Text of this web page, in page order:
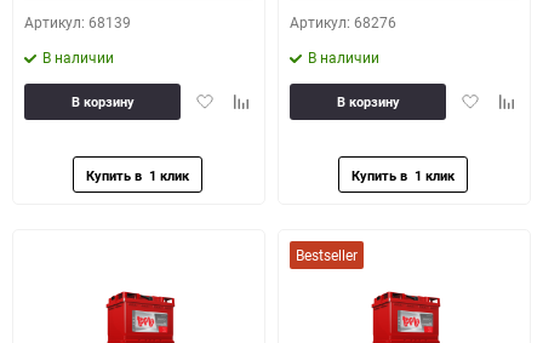
Артикул: 68139
В наличии
ДобавитьДобавить
В корзину
Артикул: 68276
В наличии
Добавить
В корзину
Bestseller